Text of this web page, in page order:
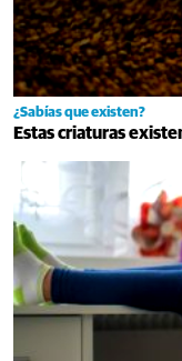
¿Sabías que existen?
Estas criaturas